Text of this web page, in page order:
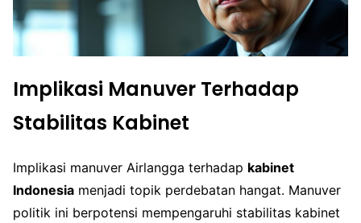
Implikasi Manuver Terhadap
Stabilitas Kabinet
Implikasi manuver Airlangga terhadap kabinet
Indonesia menjadi topik perdebatan hangat. Manuver
politik ini berpotensi mempengaruhi stabilitas kabinet